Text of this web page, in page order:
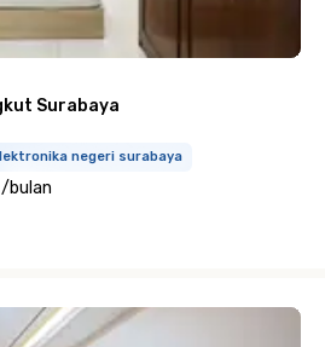
Surabaya
negeri surabaya
/bulan